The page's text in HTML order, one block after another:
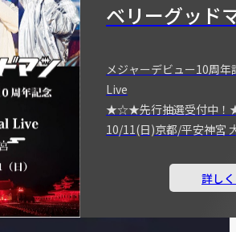
ベリーグッド
メジャーデビュー10周
Live
★☆★先行抽選受付中
10/11(日)京都/平安神宮
詳し